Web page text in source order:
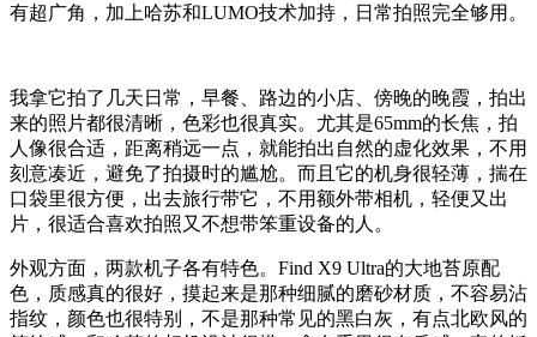
有超广角，加上哈苏和LUMO技术加持，日常拍照完全够用。
我拿它拍了几天日常，早餐、路边的小店、傍晚的晚霞，拍出
来的照片都很清晰，色彩也很真实。尤其是65mm的长焦，拍
人像很合适，距离稍远一点，就能拍出自然的虚化效果，不用
刻意凑近，避免了拍摄时的尴尬。而且它的机身很轻薄，揣在
口袋里很方便，出去旅行带它，不用额外带相机，轻便又出
片，很适合喜欢拍照又不想带笨重设备的人。
外观方面，两款机子各有特色。Find X9 Ultra的大地苔原配
色，质感真的很好，摸起来是那种细腻的磨砂材质，不容易沾
指纹，颜色也很特别，不是那种常见的黑白灰，有点北欧风的